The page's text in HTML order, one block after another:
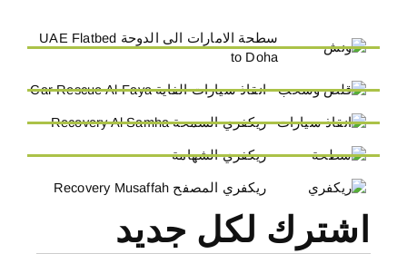
سطحة الامارات الى الدوحة UAE Flatbed
to Doha
انقاذ سيارات الفاية Car Rescue Al-Faya
ريكفري السمحة Recovery Al Samha
ريكفري الشهامة
ريكفري المصفح Recovery Musaffah
اشترك لكل جديد